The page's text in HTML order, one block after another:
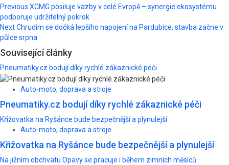
Post
navigation
Previous XCMG posiluje vazby v celé Evropě – synergie ekosystému
podporuje udržitelný pokrok
NextChrudim se dočká lepšího napojení na Pardubice, stavba začne v
půlce srpna
Související články
Pneumatiky.cz bodují díky rychlé zákaznické péči
Auto-moto, doprava a stroje
Pneumatiky.cz bodují díky rychlé zákaznické péči
Křižovatka na Ryšánce bude bezpečnější a plynulejší
Auto-moto, doprava a stroje
Křižovatka na Ryšánce bude bezpečnější a plynulejší
Na jižním obchvatu Opavy se pracuje i během zimních měsíců